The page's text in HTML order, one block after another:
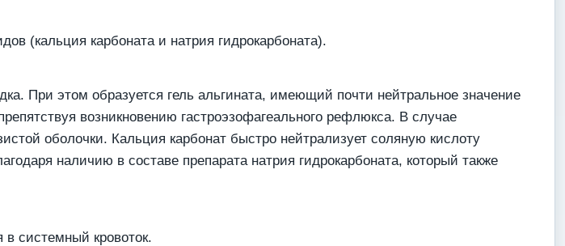
(кальция карбоната и натрия гидрокарбоната).
При этом образуется гель альгината, имеющий почти нейтральное значение
возникновению гастроэзофагеального рефлюкса. В случае
оболочки. Кальция карбонат быстро нейтрализует соляную кислоту
наличию в составе препарата натрия гидрокарбоната, который также
системный кровоток.